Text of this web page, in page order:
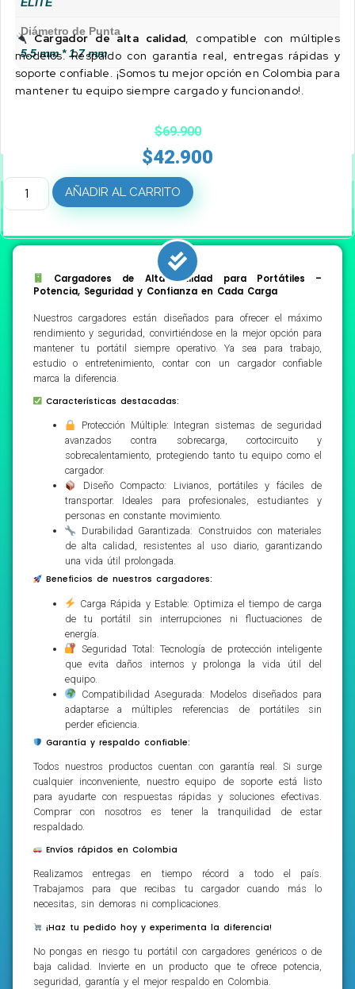
Diámetro de Punta
5.5 mm * 1.7 mm
Cargador de alta calidad, compatible con múltiples
modelos. Respaldo con garantía real, entregas rápidas y
soporte confiable. ¡Somos tu mejor opción en Colombia para
mantener tu equipo siempre cargado y funcionando!.
$69.900
$42.900
AÑADIR AL CARRITO
Cargadores de Alta Calidad para Portátiles –
Potencia, Seguridad y Confianza en Cada Carga
Nuestros cargadores están diseñados para ofrecer el máximo
rendimiento y seguridad, convirtiéndose en la mejor opción para
mantener tu portátil siempre operativo. Ya sea para trabajo,
estudio o entretenimiento, contar con un cargador confiable
marca la diferencia.
Características destacadas:
Protección Múltiple: Integran sistemas de seguridad
avanzados contra sobrecarga, cortocircuito y
sobrecalentamiento, protegiendo tanto tu equipo como el
cargador.
Diseño Compacto: Livianos, portátiles y fáciles de
transportar. Ideales para profesionales, estudiantes y
personas en constante movimiento.
Durabilidad Garantizada: Construidos con materiales
de alta calidad, resistentes al uso diario, garantizando
una vida útil prolongada.
Beneficios de nuestros cargadores:
Carga Rápida y Estable: Optimiza el tiempo de carga
de tu portátil sin interrupciones ni fluctuaciones de
energía.
Seguridad Total: Tecnología de protección inteligente
que evita daños internos y prolonga la vida útil del
equipo.
Compatibilidad Asegurada: Modelos diseñados para
adaptarse a múltiples referencias de portátiles sin
perder eficiencia.
Garantía y respaldo confiable:
Todos nuestros productos cuentan con garantía real. Si surge
cualquier inconveniente, nuestro equipo de soporte está listo
para ayudarte con respuestas rápidas y soluciones efectivas.
Comprar con nosotros es tener la tranquilidad de estar
respaldado.
Envíos rápidos en Colombia
Realizamos entregas en tiempo récord a todo el país.
Trabajamos para que recibas tu cargador cuando más lo
necesitas, sin demoras ni complicaciones.
¡Haz tu pedido hoy y experimenta la diferencia!
No pongas en riesgo tu portátil con cargadores genéricos o de
baja calidad. Invierte en un producto que te ofrece potencia,
seguridad, garantía y el mejor respaldo en Colombia.